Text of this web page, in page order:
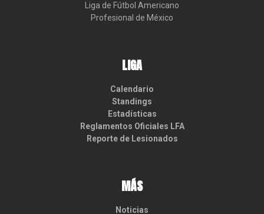
Liga de Fútbol Americano
Profesional de México
LIGA
Calendario
Standings
Estadísticas
Reglamentos Oficiales LFA
Reporte de Lesionados
MÁS
Noticias